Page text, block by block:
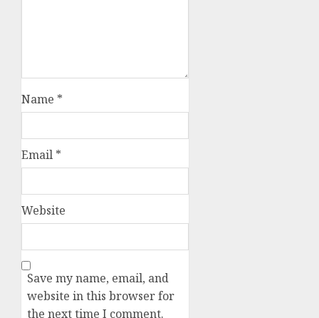
Name *
Email *
Website
Save my name, email, and
website in this browser for
the next time I comment.